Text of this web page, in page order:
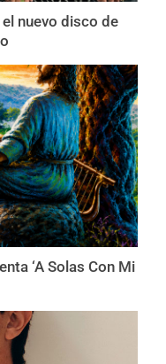
el nuevo disco de
‘A Solas Con Mi